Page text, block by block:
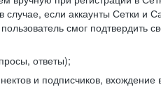
если аккаунты Сетки
смог подтвердить
ответы);
и подписчиков, вхождение